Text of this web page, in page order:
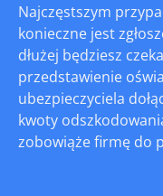
Najczęstszym
konieczne jest
dłużej będziesz
przedstawienie
ubezpieczyciela
kwoty
zobowiąże firmę do